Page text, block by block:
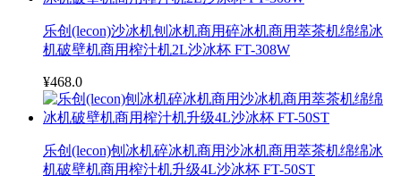
乐创(lecon)沙冰机刨冰机商用碎冰机商用萃茶机绵绵冰
机破壁机商用榨汁机2L沙冰杯 FT-308W
¥468.0
乐创(lecon)刨冰机碎冰机商用沙冰机商用萃茶机绵绵冰
机破壁机商用榨汁机升级4L沙冰杯 FT-50ST